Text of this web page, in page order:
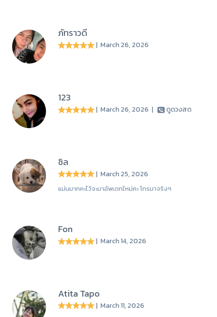
ภัทราวดี
| March 26, 2026
123
| March 26, 2026 | ดูดวงสด
ชิล
| March 25, 2026
แม่นมากคะไว้จะมาอัพเดทใหม่คะ โทรมาจริงๆ
Fon
| March 14, 2026
Atita Tapo
| March 11, 2026